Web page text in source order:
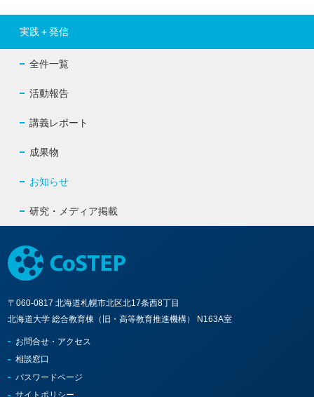
実践＋発信
全件一覧
活動報告
講義レポート
成果物
お知らせ
研究・メディア掲載
〒060-0817 北海道札幌市北区北17条西8丁目
北海道大学 総合教育棟（旧・高等教育推進機構） N163A室
お問合せ・アクセス
相談窓口
パスワードページ
サイトポリシー